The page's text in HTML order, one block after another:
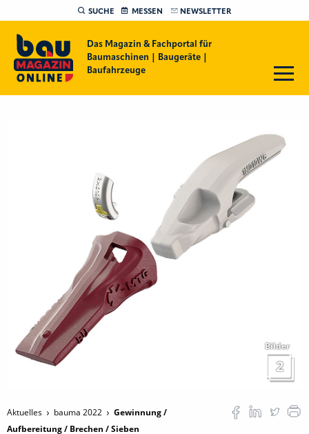
SUCHE MESSEN NEWSLETTER
Das Magazin & Fachportal für
Baumaschinen | Baugeräte |
Baufahrzeuge
Bilder
2
Aktuelles bauma 2022
Gewinnung /
Aufbereitung / Brechen / Sieben